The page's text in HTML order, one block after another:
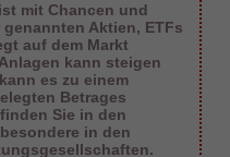
mit Chancen und
Aktien, ETFs
auf dem Markt
kann steigen
es zu einem
Betrages
Sie in den
in den